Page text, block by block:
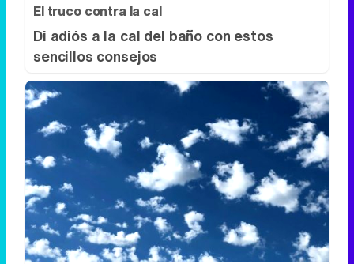
El truco contra la cal
Di adiós a la cal del baño con estos
sencillos consejos